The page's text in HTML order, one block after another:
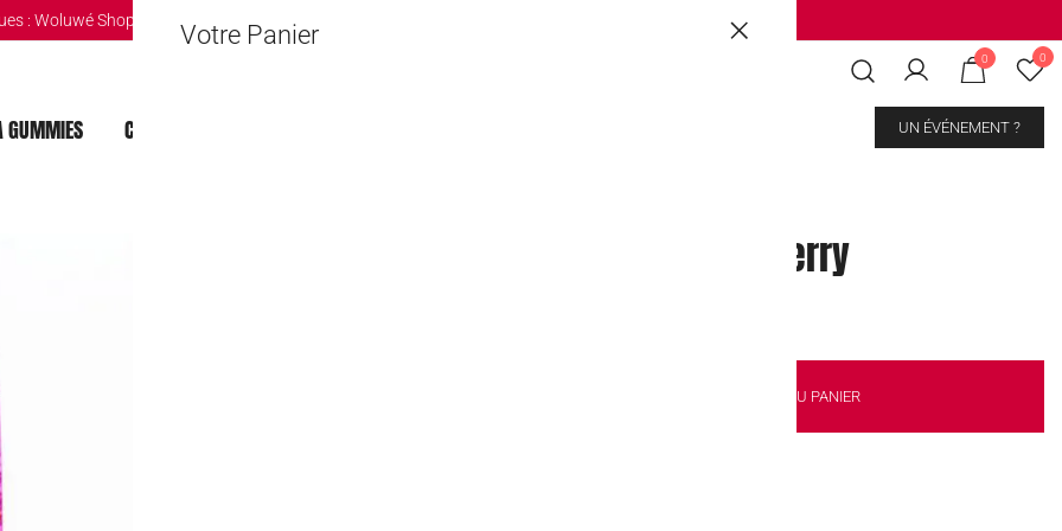
Votre Panier
: Woluwé Shopping Center Louvain-la-Neuve Esplanande Mons Les Grands Prés
0 0
GUMMIES CHOCOLAT DUBAI UN ÉVÉNEMENT ?
Chupa Chups Crazy Dips Strawberry
AJOUTER AU PANIER